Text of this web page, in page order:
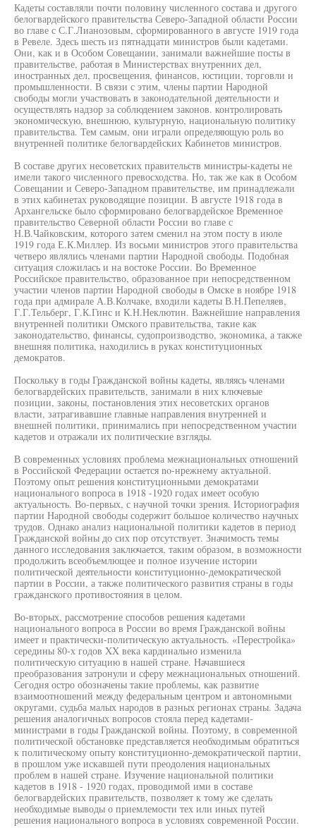
Кадеты составляли почти половину численного состава и другого
белогвардейского правительства Северо-Западной области России
во главе с С.Г.Лианозовым, сформированного в августе 1919 года
в Ревеле. Здесь шесть из пятнадцати министров были кадетами.
Они, как и в Особом Совещании, занимали важнейшие посты в
правительстве, работая в Министерствах внутренних дел,
иностранных дел, просвещения, финансов, юстиции, торговли и
промышленности. В связи с этим, члены партии Народной
свободы могли участвовать в законодательной деятельности и
осуществлять надзор за соблюдением законов. контролировать
экономическую, внешнюю, культурную, национальную политику
правительства. Тем самым, они играли определяющую роль во
внутренней политике белогвардейских Кабинетов министров.
В составе других несоветских правительств министры-кадеты не
имели такого численного превосходства. Но, так же как в Особом
Совещании и Северо-Западном правительстве, им принадлежали
в этих кабинетах руководящие позиции. В августе 1918 года в
Архангельске было сформировано белогвардейское Временное
правительство Северной области России во главе с
Н.В.Чайковским, которого затем сменил на этом посту в июле
1919 года Е.К.Миллер. Из восьми министров этого правительства
четверо являлись членами партии Народной свободы. Подобная
ситуация сложилась и на востоке России. Во Временное
Российское правительство, образованное при непосредственном
участии членов партии Народной свободы в Омске в ноябре 1918
года при адмирале А.В.Колчаке, входили кадеты В.Н.Пепеляев,
Г.Г.Тельберг, Г.К.Гинс и К.Н.Неклютин. Важнейшие направления
внутренней политики Омского правительства, такие как
законодательство, финансы, судопроизводство, экономика, а также
внешняя политика, находились в руках конституционных
демократов.
Поскольку в годы Гражданской войны кадеты, являясь членами
белогвардейских правительств, занимали в них ключевые
позиции, законы, постановления этих несоветских органов
власти, затрагивавшие главные направления внутренней и
внешней политики, принимались при непосредственном участии
кадетов и отражали их политические взгляды.
В современных условиях проблема межнациональных отношений
в Российской Федерации остается no-нрежнему актуальной.
Поэтому опыт решения конституционными демократами
национального вопроса в 1918 -1920 годах имеет особую
актуальность. Во-первых, с научной точки зрения. Историография
партии Народной свободы содержит большое количество научных
трудов. Однако анализ национальной политики кадетов в период
Гражданской войны до сих пор отсутствует. Значимость темы
данного исследования заключается, таким образом, в возможности
продолжить всеобъемлющее и полное изучение истории
политической деятельности конституционно-демократической
партии в России, а также политического развития страны в годы
гражданского противостояния в целом.
Во-вторых, рассмотрение способов решения кадетами
национального вопроса в России во время Гражданской войны
имеет и практически-политическую актуальность. «Перестройка»
середины 80-х годов XX века кардинально изменила
политическую ситуацию в нашей стране. Начавшиеся
преобразования затронули и сферу межнациональных отношений.
Сегодня остро обозначены такие проблемы, как развитие
взаимоотношений между федеральным центром и автономными
округами, судьба малых народов в разных регионах страны. Задача
решения аналогичных вопросов стояла перед кадетами-
министрами в годы Гражданской войны. Поэтому, в современной
политической обстановке представляется необходимым обратиться
к политическому опыту конституционно-демократической партии,
в прошлом уже искавшей пути преодоления национальных
проблем в нашей стране. Изучение национальной политики
кадетов в 1918 - 1920 годах, проводимой ими в составе
белогвардейских правительств, позволяет к тому же сделать
необходимые выводы о приемлемости тех или иных путей
решения национального вопроса в условиях современной России.